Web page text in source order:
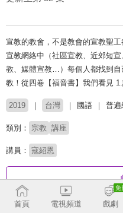
宣教的教會，不是教會的宣教聖
宣教網絡中（社區宣教、近郊短
教、媒體宣教…）每個人都找到
教！從四卷【福音書】我們看見
2019 台灣 國語 普遍
類別： 宗教 講座
講員： 寇紹恩
首頁 電視頻道 戲劇